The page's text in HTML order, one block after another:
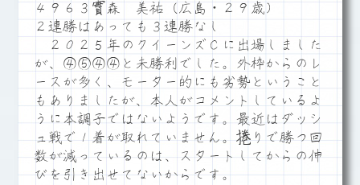
４９６３實森 美祐（広島・２９歳）
２連勝はあっても３連勝なし
２０２５年のクイーンズＣに出場しました
が、④⑤④④と未勝利でした。外枠からのレ
ースが多く、モーター的にも劣勢ということ
もありましたが、本人がコメントしているよ
うに本調子ではないようです。最近はダッシ
ュ戦で１着が取れていません。捲りで勝つ回
数が減っているのは、スタートしてからの伸
びを引き出せてないからです。